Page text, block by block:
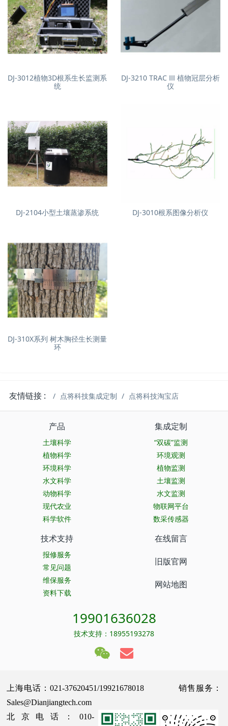
DJ-3012植物3D根系生长监测系
统
DJ-3210 TRAC Ⅲ 植物冠层分析
仪
DJ-2104小型土壤蒸渗系统 DJ-3010根系图像分析仪
DJ-310X系列 树木胸径生长测量
环
友情链接 : 点将科技集成定制 点将科技淘宝店
产品
土壤科学
植物科学
环境科学
水文科学
动物科学
现代农业
科学软件
集成定制
“双碳”监测
环境观测
植物监测
土壤监测
水文监测
物联网平台
数采传感器
技术支持
报修服务
常见问题
维保服务
资料下载
在线留言
旧版官网
网站地图
19901636028
技术支持：18955193278
上海电话：021-37620451/19921678018 销售服务：
Sales@Dianjiangtech.com
北京电话：010-